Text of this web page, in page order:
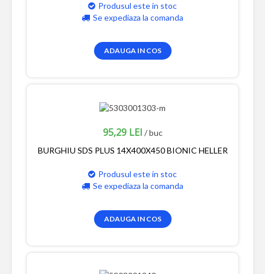
Produsul este in stoc
Se expediaza la comanda
ADAUGA IN COS
95,29 LEI / buc
BURGHIU SDS PLUS 14X400X450 BIONIC HELLER
Produsul este in stoc
Se expediaza la comanda
ADAUGA IN COS